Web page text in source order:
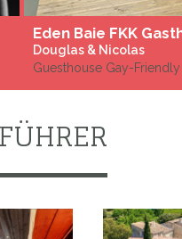
Eden Baie FKK
Douglas & Nicolas
Guesthouse Gay-Friendly